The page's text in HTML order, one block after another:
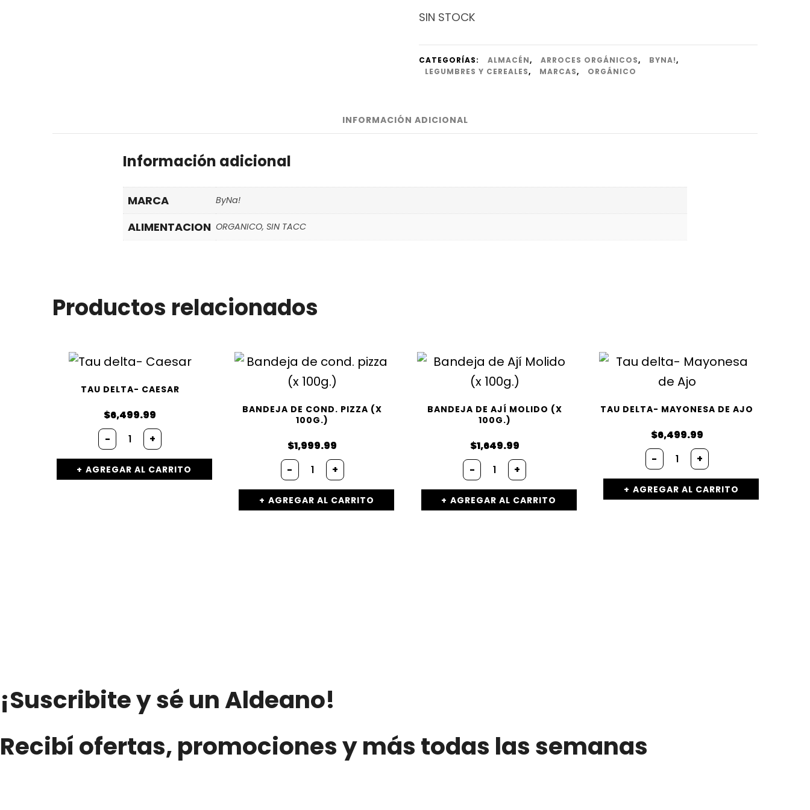
SIN STOCK
CATEGORÍAS: ALMACÉN, ARROCES ORGÁNICOS, BYNA!,
LEGUMBRES Y CEREALES, MARCAS, ORGÁNICO
INFORMACIÓN ADICIONAL
Información adicional
MARCA ByNa!
ALIMENTACION ORGANICO, SIN TACC
Productos relacionados
TAU DELTA- CAESAR
$6,499.99
- Tau
delta-
Caesar
cantidad
+
AGREGAR AL CARRITO
BANDEJA DE COND. PIZZA (X
100G.)
$1,999.99
- Bandeja
de
cond.
pizza
(x
+
AGREGAR AL CARRITO
BANDEJA DE AJÍ MOLIDO (X
100G.)
$1,649.99
- Bandeja
de
Ají
Molido
(x
+
AGREGAR AL CARRITO
TAU DELTA- MAYONESA DE AJO
$6,499.99
- Tau
delta-
Mayonesa
de
Ajo
+
AGREGAR AL CARRITO
¡Suscribite y sé un Aldeano!
Recibí ofertas, promociones y más todas las semanas